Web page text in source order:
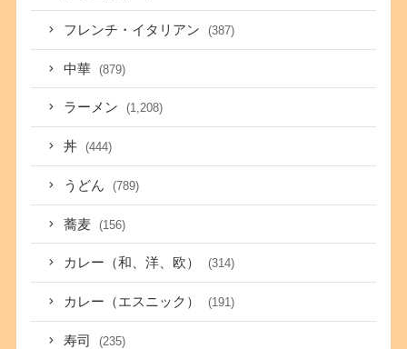
フレンチ・イタリアン (387)
中華 (879)
ラーメン (1,208)
丼 (444)
うどん (789)
蕎麦 (156)
カレー（和、洋、欧） (314)
カレー（エスニック） (191)
寿司 (235)